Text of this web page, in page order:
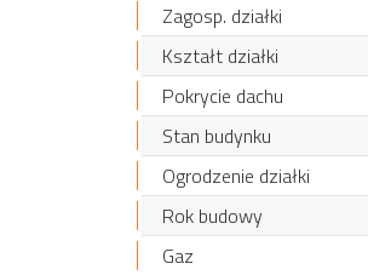
Zagosp. działki
Kształt działki
Pokrycie dachu
Stan budynku
Ogrodzenie działki
Rok budowy
Gaz